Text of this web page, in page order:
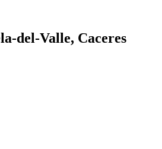
del-Valle, Caceres